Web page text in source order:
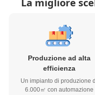
Produzione ad alta
efficienza
Un impianto di produzione di
6.000㎡ con automazione
avanzata garantisce un alto